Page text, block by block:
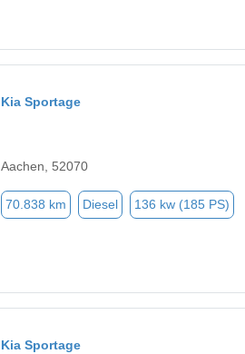
Kia Sportage
Aachen, 52070
70.838 km Diesel 136 kw (185 PS)
Kia Sportage